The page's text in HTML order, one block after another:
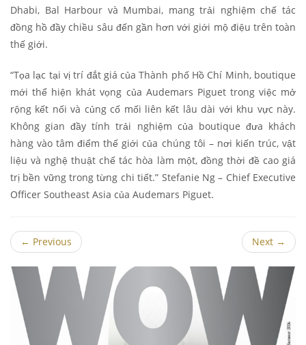
Dhabi, Bal Harbour và Mumbai, mang trải nghiệm chế tác
đồng hồ đầy chiều sâu đến gần hơn với giới mộ điệu trên toàn
thế giới.
“Tọa lạc tại vị trí đắt giá của Thành phố Hồ Chí Minh, boutique
mới thể hiện khát vọng của Audemars Piguet trong việc mở
rộng kết nối và củng cố mối liên kết lâu dài với khu vực này.
Không gian đầy tính trải nghiệm của boutique đưa khách
hàng vào tâm điểm thế giới của chúng tôi – nơi kiến trúc, vật
liệu và nghệ thuật chế tác hòa làm một, đồng thời đề cao giá
trị bền vững trong từng chi tiết.” Stefanie Ng – Chief Executive
Officer Southeast Asia của Audemars Piguet.
← Previous Next →